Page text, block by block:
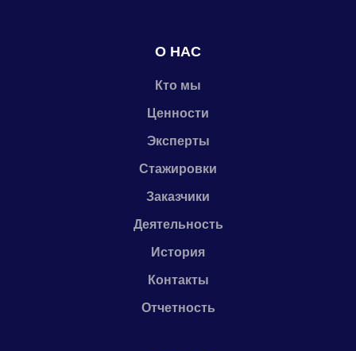
О НАС
Кто мы
Ценности
Эксперты
Стажировки
Заказчики
Деятельность
История
Контакты
Отчетность